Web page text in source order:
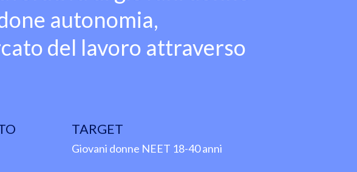
autonomia,
del lavoro attraverso
TARGET
Giovani donne NEET 18-40 anni